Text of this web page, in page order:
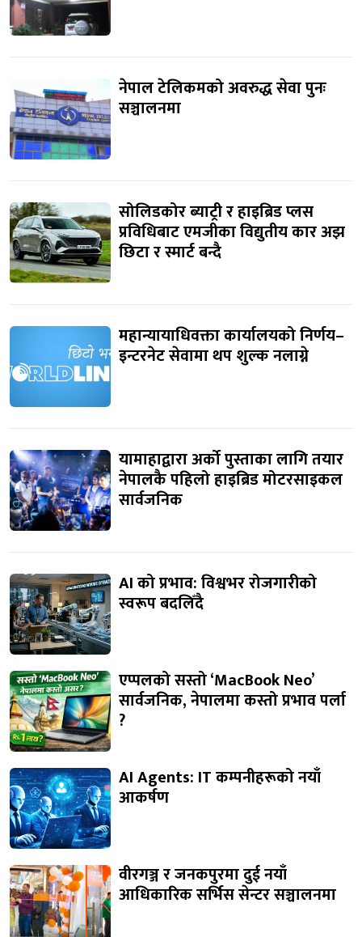
नेपाल टेलिकमको अवरुद्ध सेवा पुनः
सञ्चालनमा
सोलिडकोर ब्याट्री र हाइब्रिड प्लस
प्रविधिबाट एमजीका विद्युतीय कार अझ
छिटा र स्मार्ट बन्दै
महान्यायाधिवक्ता कार्यालयको निर्णय–
इन्टरनेट सेवामा थप शुल्क नलाग्ने
यामाहाद्वारा अर्को पुस्ताका लागि तयार
नेपालकै पहिलो हाइब्रिड मोटरसाइकल
सार्वजनिक
AI को प्रभाव: विश्वभर रोजगारीको
स्वरूप बदलिँदै
एप्पलको सस्तो ‘MacBook Neo’
सार्वजनिक, नेपालमा कस्तो प्रभाव पर्ला
?
AI Agents: IT कम्पनीहरूको नयाँ
आकर्षण
वीरगञ्ज र जनकपुरमा दुई नयाँ
आधिकारिक सर्भिस सेन्टर सञ्चालनमा